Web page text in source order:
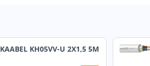
KAABEL KH05VV-U 2X1,5 5M